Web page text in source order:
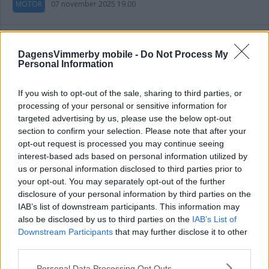
DagensVimmerby mobile - Do Not Process My
Personal Information
If you wish to opt-out of the sale, sharing to third parties, or
processing of your personal or sensitive information for
targeted advertising by us, please use the below opt-out
section to confirm your selection. Please note that after your
opt-out request is processed you may continue seeing
interest-based ads based on personal information utilized by
us or personal information disclosed to third parties prior to
your opt-out. You may separately opt-out of the further
disclosure of your personal information by third parties on the
IAB’s list of downstream participants. This information may
also be disclosed by us to third parties on the IAB’s List of
Downstream Participants that may further disclose it to other
Please note that this website/app uses one or more Google
MOTOR 07 november 2025 19.00
Vi hårdsatsar på kåsan – så kommer
MOTOR 07 november 2025 13.00
Stigsson tillbaka efter allvarliga skadan
– gör sin andra start i Kåsan